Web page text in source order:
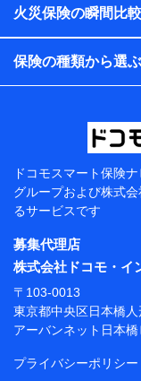
各種セミナーの開
コンサルティング
アンケートやキャ
上記に係る案内・
当該個人データ
東京都千代田区
株式会社NTT
東京都中央区日
本橋ビル 3F
長 吉村 忠義
※ 当社および株
ソナルデータ憲
火災保険の瞬間比
保険の種類から選ぶ
ドコモスマート保険ナ
グループおよび株式
るサービスです
募集代理店
株式会社ドコモ・イ
〒103-0013
東京都中央区日本橋
アーバンネット日本
プライバシーポリシー